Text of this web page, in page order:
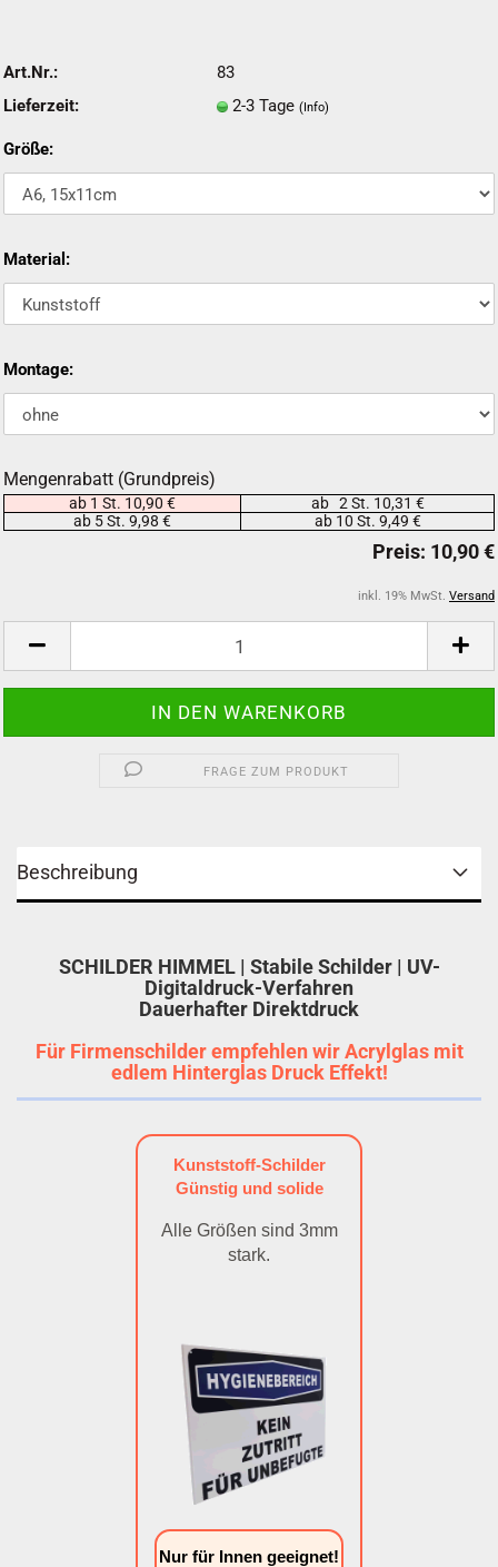
Art.Nr.:
83
Lieferzeit:
2-3 Tage (Info)
Größe:
Material:
Montage:
Mengenrabatt (Grundpreis)
ab 1 St. 10,90 €
ab 2 St. 10,31 €
ab 5 St. 9,98 €
ab 10 St. 9,49 €
inkl. 19% MwSt. Versand
FRAGE ZUM PRODUKT
Beschreibung
SCHILDER HIMMEL | Stabile Schilder | UV-
Digitaldruck-Verfahren
Dauerhafter Direktdruck
Für Firmenschilder empfehlen wir Acrylglas mit
edlem Hinterglas Druck Effekt!
Kunststoff-Schilder
Günstig und solide
Alle Größen sind 3mm
stark.
Nur für Innen geeignet!